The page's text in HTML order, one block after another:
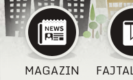
MAGAZIN